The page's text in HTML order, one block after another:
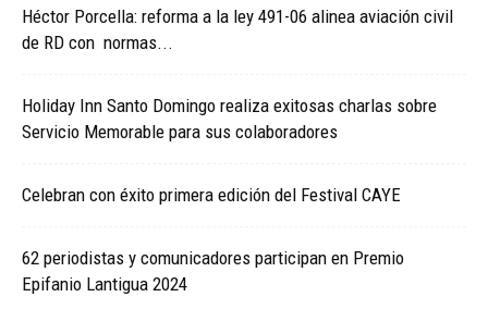
Héctor Porcella: reforma a la ley 491-06 alinea aviación civil
de RD con normas...
Holiday Inn Santo Domingo realiza exitosas charlas sobre
Servicio Memorable para sus colaboradores
Celebran con éxito primera edición del Festival CAYE
62 periodistas y comunicadores participan en Premio
Epifanio Lantigua 2024